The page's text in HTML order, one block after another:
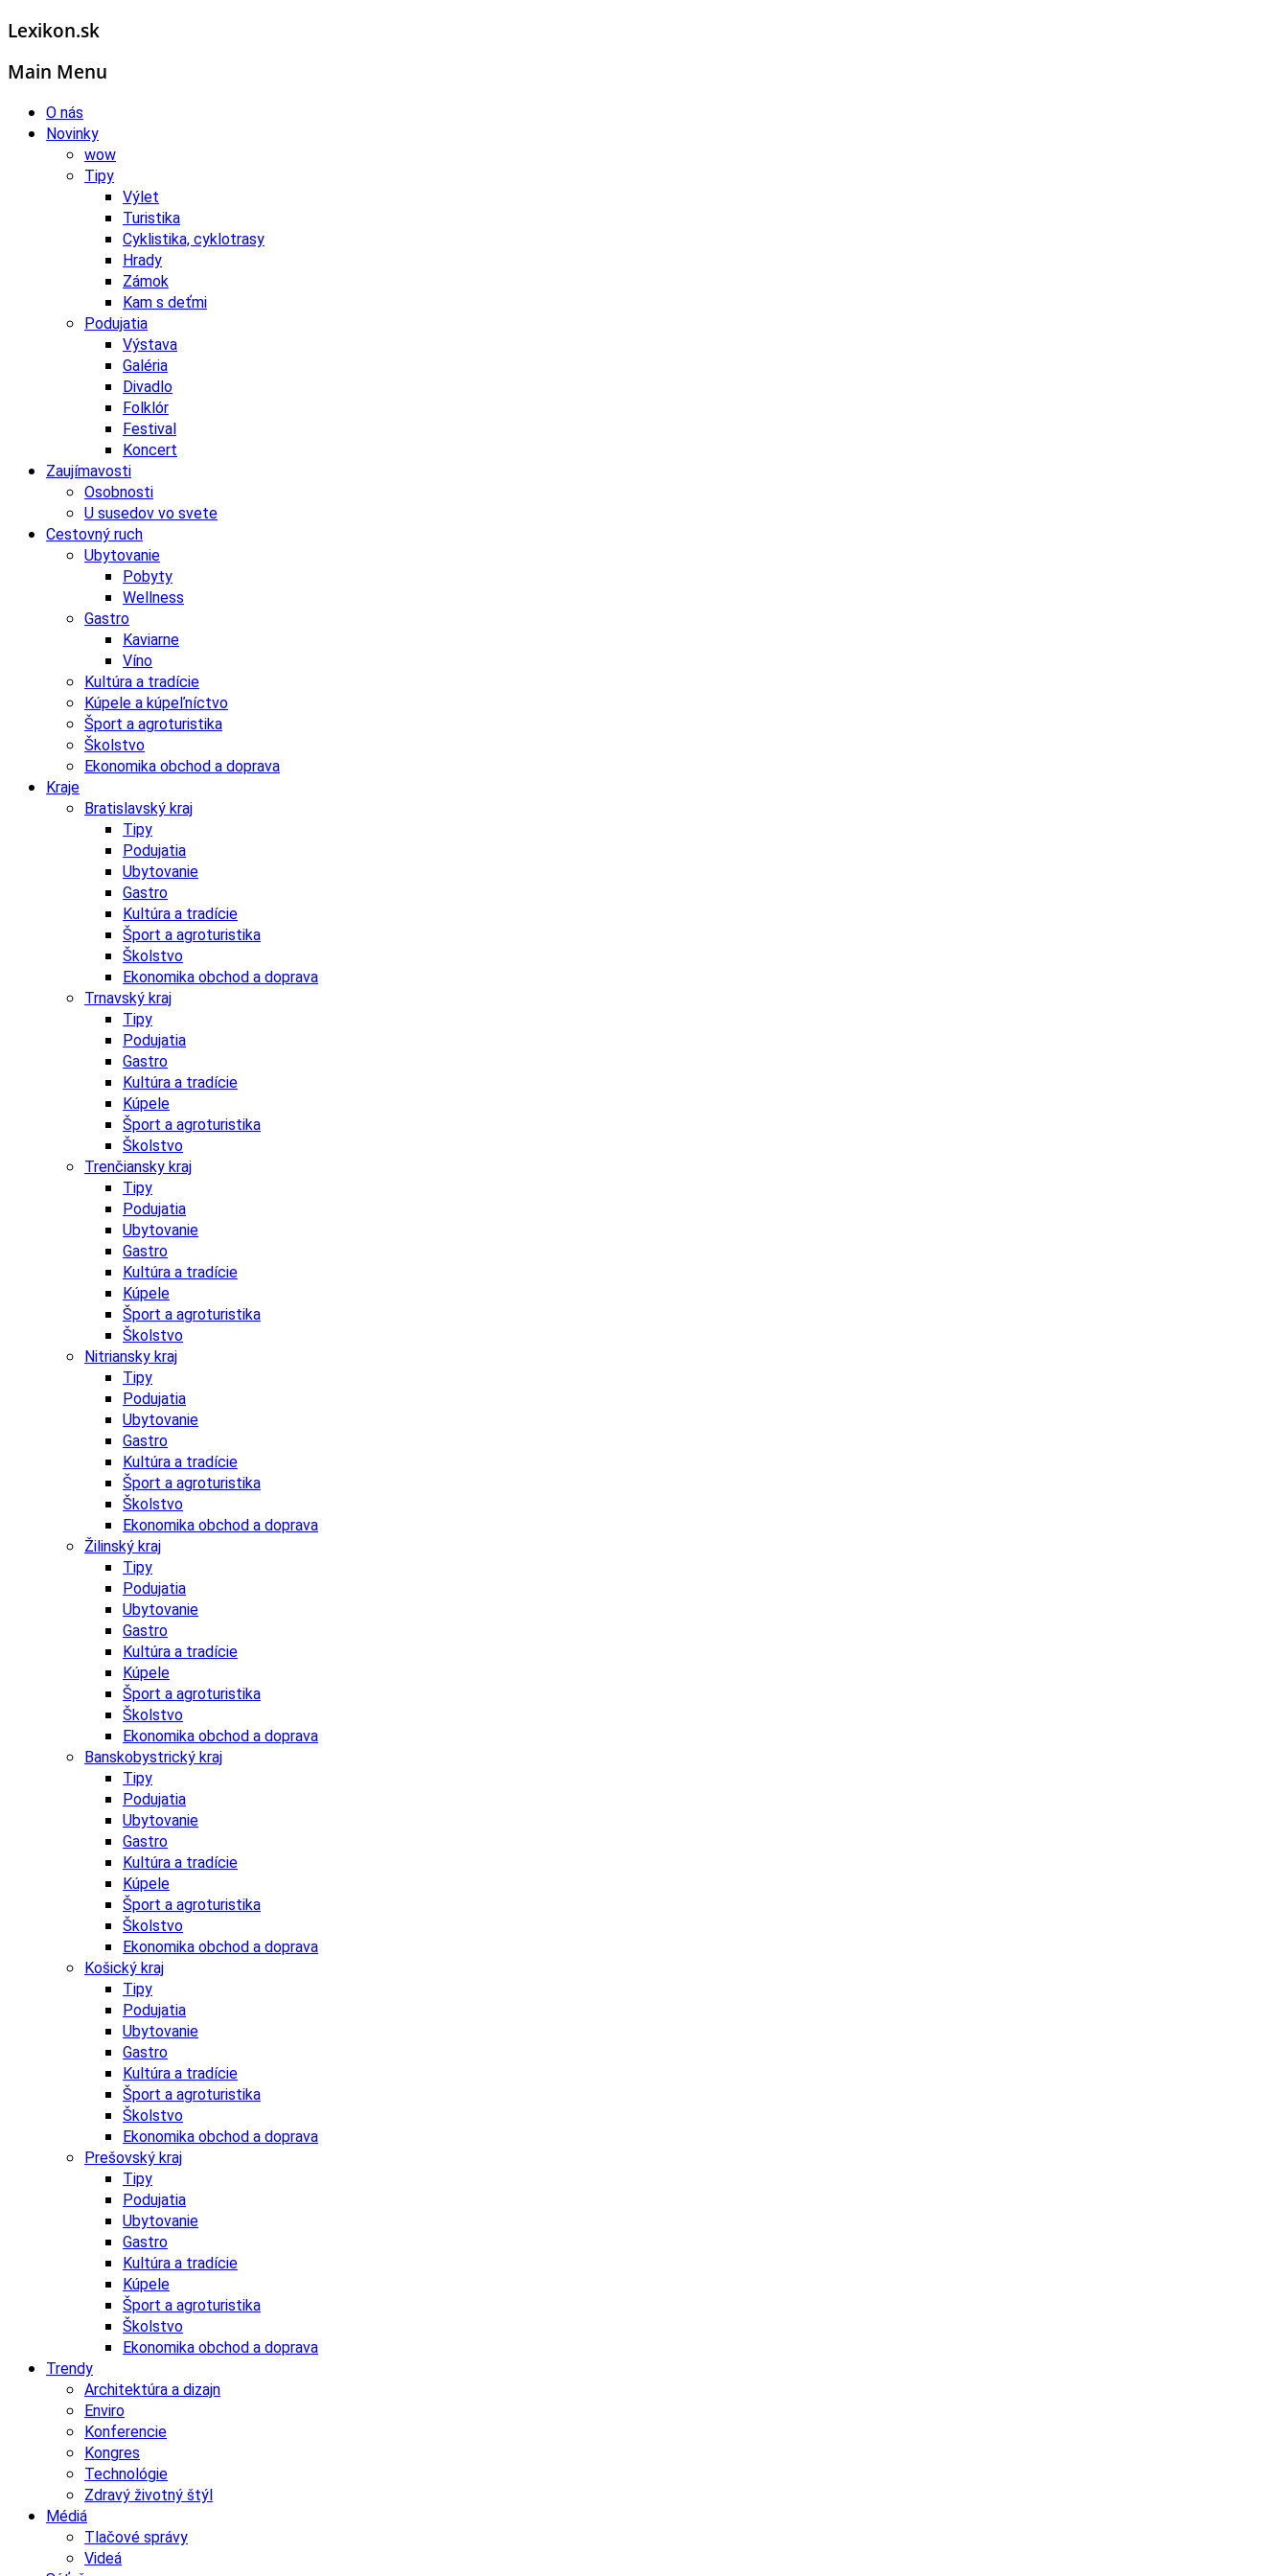
Lexikon.sk
Main Menu
O nás
Novinky
wow
Tipy
Výlet
Turistika
Cyklistika, cyklotrasy
Hrady
Zámok
Kam s deťmi
Podujatia
Výstava
Galéria
Divadlo
Folklór
Festival
Koncert
Zaujímavosti
Osobnosti
U susedov vo svete
Cestovný ruch
Ubytovanie
Pobyty
Wellness
Gastro
Kaviarne
Víno
Kultúra a tradície
Kúpele a kúpeľníctvo
Šport a agroturistika
Školstvo
Ekonomika obchod a doprava
Kraje
Bratislavský kraj
Tipy
Podujatia
Ubytovanie
Gastro
Kultúra a tradície
Šport a agroturistika
Školstvo
Ekonomika obchod a doprava
Trnavský kraj
Tipy
Podujatia
Gastro
Kultúra a tradície
Kúpele
Šport a agroturistika
Školstvo
Trenčiansky kraj
Tipy
Podujatia
Ubytovanie
Gastro
Kultúra a tradície
Kúpele
Šport a agroturistika
Školstvo
Nitriansky kraj
Tipy
Podujatia
Ubytovanie
Gastro
Kultúra a tradície
Šport a agroturistika
Školstvo
Ekonomika obchod a doprava
Žilinský kraj
Tipy
Podujatia
Ubytovanie
Gastro
Kultúra a tradície
Kúpele
Šport a agroturistika
Školstvo
Ekonomika obchod a doprava
Banskobystrický kraj
Tipy
Podujatia
Ubytovanie
Gastro
Kultúra a tradície
Kúpele
Šport a agroturistika
Školstvo
Ekonomika obchod a doprava
Košický kraj
Tipy
Podujatia
Ubytovanie
Gastro
Kultúra a tradície
Šport a agroturistika
Školstvo
Ekonomika obchod a doprava
Prešovský kraj
Tipy
Podujatia
Ubytovanie
Gastro
Kultúra a tradície
Kúpele
Šport a agroturistika
Školstvo
Ekonomika obchod a doprava
Trendy
Architektúra a dizajn
Enviro
Konferencie
Kongres
Technológie
Zdravý životný štýl
Médiá
Tlačové správy
Videá